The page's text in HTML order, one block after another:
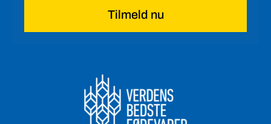
Tilmeld nu